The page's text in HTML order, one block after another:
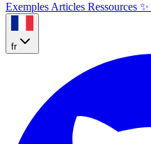
Exemples Articles Ressources ✨
fr